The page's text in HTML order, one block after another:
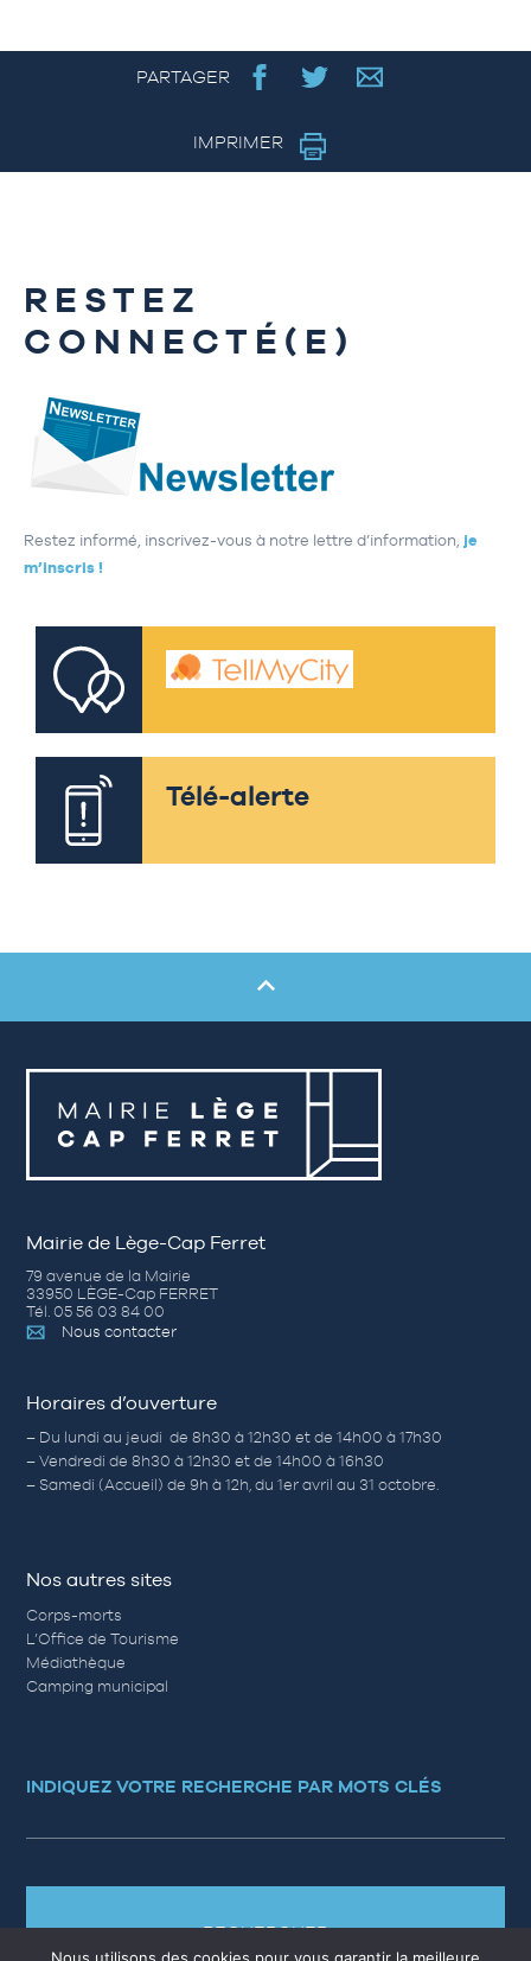
PARTAGER
IMPRIMER
RESTEZ
CONNECTÉ(E)
Restez informé, inscrivez-vous à notre lettre d’information, je
m’inscris !
Télé-alerte
Mairie de Lège-Cap Ferret
79 avenue de la Mairie
33950 LÈGE-Cap FERRET
Tél. 05 56 03 84 00
Nous contacter
Horaires d’ouverture
– Du lundi au jeudi de 8h30 à 12h30 et de 14h00 à 17h30
– Vendredi de 8h30 à 12h30 et de 14h00 à 16h30
– Samedi (Accueil) de 9h à 12h, du 1er avril au 31 octobre.
Nos autres sites
Corps-morts
L’Office de Tourisme
Médiathèque
Camping municipal
INDIQUEZ VOTRE RECHERCHE PAR MOTS CLÉS
RECHERCHER